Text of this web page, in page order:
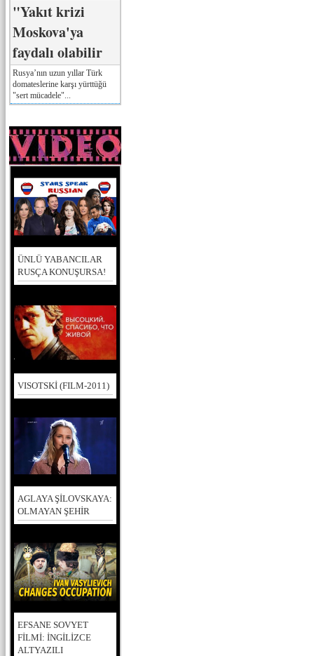
"Yakıt krizi
Moskova'ya
faydalı olabilir
Rusya’nın uzun yıllar Türk
domateslerine karşı yürttüğü
"sert mücadele"...
ÜNLÜ YABANCILAR
RUSÇA KONUŞURSA!
VISOTSKİ (FILM-2011)
AGLAYA ŞİLOVSKAYA:
OLMAYAN ŞEHİR
EFSANE SOVYET
FİLMİ: İNGİLİZCE
ALTYAZILI